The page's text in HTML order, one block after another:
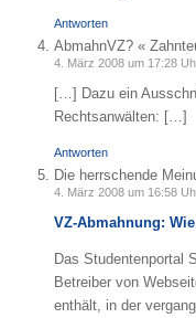
Antworten
AbmahnVZ? «
4. März 2008 um 17:28
[…] Dazu ein
Rechtsanwälten: […]
Antworten
Die herrschende
4. März 2008 um 16:58
VZ-Abmahnung:
Das Studentenportal
Betreiber von
enthält, in der